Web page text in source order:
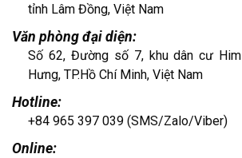
tỉnh Lâm Đồng, Việt Nam
Văn phòng đại diện:
Số 62, Đường số 7, khu dân cư
Hưng, TP.Hồ Chí Minh, Việt Nam
Hotline:
+84 965 397 039 (SMS/Zalo/Viber)
Online: